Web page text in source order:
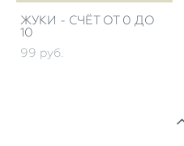
ЖУКИ - СЧЁТ ОТ 0 ДО
10
99 pуб.